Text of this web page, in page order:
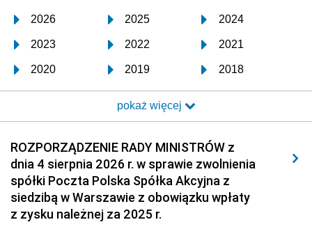
2026 2025 2024
2023 2022 2021
2020 2019 2018
2017 2016 2015
2014 2013 2012
2011 2010 2009
2008 2007 2006
2005 2004 2003
2002 2001
pokaż więcej
ROZPORZĄDZENIE RADY MINISTRÓW z
dnia 4 sierpnia 2026 r. w sprawie zwolnienia
spółki Poczta Polska Spółka Akcyjna z
siedzibą w Warszawie z obowiązku wpłaty
z zysku należnej za 2025 r.